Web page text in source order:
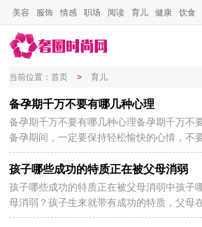
美容 服饰 情感 职场 阅读 育儿 健康 饮食
当前位置：首页 > 育儿
备孕期千万不要有哪几种心理
备孕期千万不要有哪几种心理备孕期千万不
备孕期间，一定要保持轻松愉快的心情，不
绪影响身体的内分泌水平，导致难以受孕，
孩子哪些成功的特质正在被父母消弱
孩子哪些成功的特质正在被父母消弱中孩子
母消弱？孩子生来就带有成功的特质，父母
让孩子成功，可是有些父母却在削弱这些特